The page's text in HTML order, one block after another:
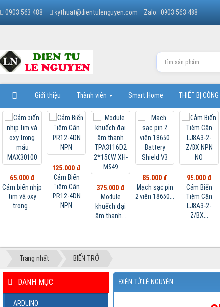
0903 563 488 kythuat@dientulenguyen.com Zalo: 0903 563 488
Giới thiệu Thành viên Smart Home THIẾT BỊ
65.000 đ
Cảm biến nhịp
tim và oxy
trong...
125.000 đ
Cảm Biến
Tiệm Cận
PR12-4DN
NPN
375.000 đ
Module
khuếch đại
âm thanh...
85.000 đ
Mạch sạc pin
2 viên 18650...
95.000 đ
Cảm Biến
Tiệm Cận
LJ8A3-2-
Z/BX...
Trang nhất BIẾN TRỞ
ĐIỆN TỬ LÊ NGUYÊN
DANH MỤC
ARDUINO